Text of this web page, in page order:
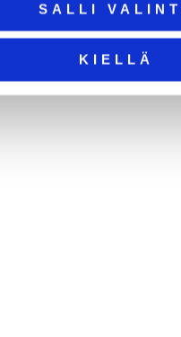
SALLI
KIELLÄ
JA
050